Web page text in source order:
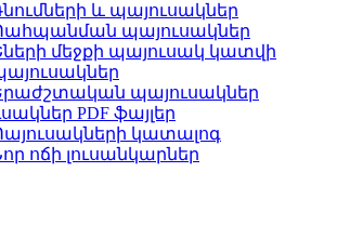
և պայուսակներ
պայուսակներ
մեջքի պայուսակ կատվի
​​պայուսակներ
PDF ֆայլեր
կատալոգ
ոճի լուսանկարներ